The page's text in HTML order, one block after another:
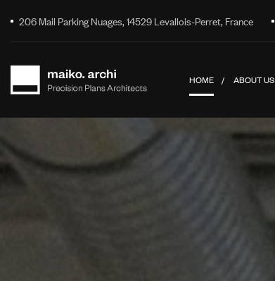
206 Mail Parking Nuages, 14529 Levallois-Perret, France
HOME ABOUT US